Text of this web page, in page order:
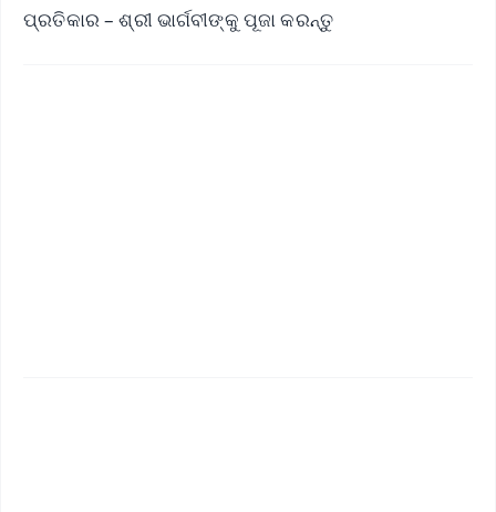
ପ୍ରତିକାର – ଶ୍ରୀ ଭାର୍ଗବୀଙ୍କୁ ପୂଜା କରନ୍ତୁ